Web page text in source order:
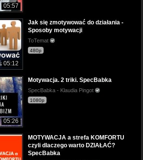
05:57
05:12
Jak się zmotywować do działania -
Sposoby motywacji
ToTemat
480p
05:26
Motywacja. 2 triki. SpecBabka
SpecBabka - Klaudia Pingot
1080p
MOTYWACJA a strefa KOMFORTU
czyli dlaczego warto DZIAŁAĆ?
SpecBabka